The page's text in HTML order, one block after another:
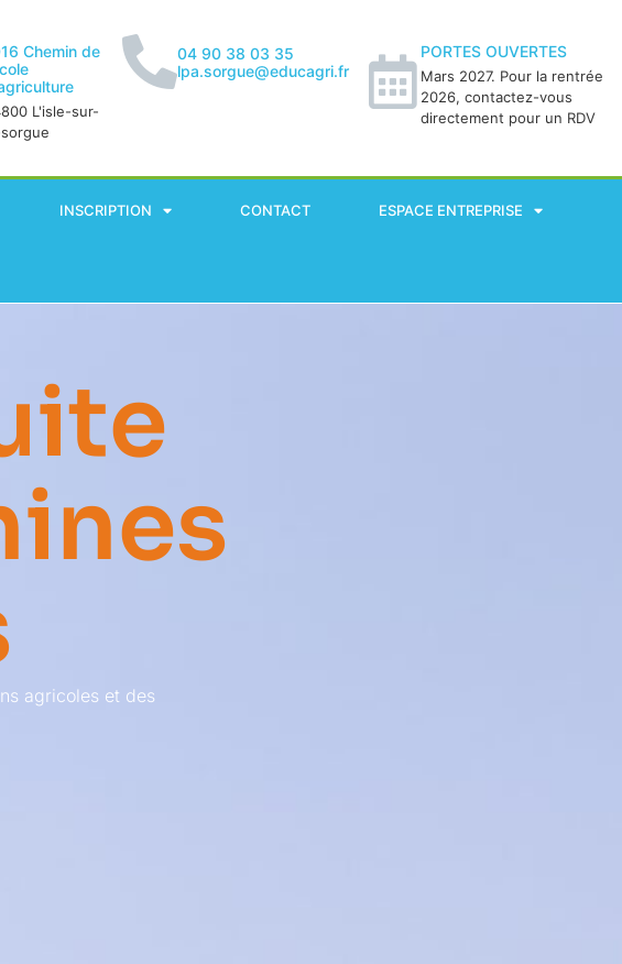
Chemin de
L'isle-sur-
04 90 38 03 35
lpa.sorgue@educagri.fr
PORTES OUVERTES
Mars 2027. Pour la rentrée
2026, contactez-vous
directement pour un RDV
INSCRIPTION CONTACT ESPACE ENTREPRISE
agricoles et des